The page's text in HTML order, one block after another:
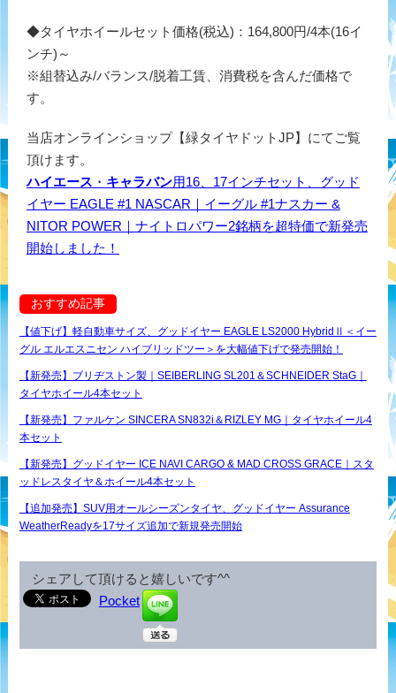
◆タイヤホイールセット価格(税込)：164,800円/4本(16イ
ンチ)～
※組替込み/バランス/脱着工賃、消費税を含んだ価格で
す。
当店オンラインショップ【緑タイヤドットJP】にてご覧
頂けます。
ハイエース ・ キャラバン用16、17インチセット、グッド
イヤー EAGLE #1 NASCAR｜イーグル #1ナスカー &
NITOR POWER｜ナイトロパワー2銘柄を超特価で新発売
開始しました！
おすすめ記事
【値下げ】軽自動車サイズ、グッドイヤー EAGLE LS2000 HybridⅡ＜イー
グル エルエスニセン ハイブリッドツー＞を大幅値下げで発売開始！
【新発売】ブリヂストン製｜SEIBERLING SL201＆SCHNEIDER StaG｜
タイヤホイール4本セット
【新発売】ファルケン SINCERA SN832i＆RIZLEY MG｜タイヤホイール4
本セット
【新発売】グッドイヤー ICE NAVI CARGO & MAD CROSS GRACE｜スタ
ッドレスタイヤ＆ホイール4本セット
【追加発売】SUV用オールシーズンタイヤ、グッドイヤー Assurance
WeatherReadyを17サイズ追加で新規発売開始
シェアして頂けると嬉しいです^^
Pocket